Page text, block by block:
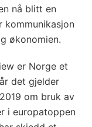
nå blitt en
økonomien.
er Norge et
det gjelder
om bruk av
i europatoppen